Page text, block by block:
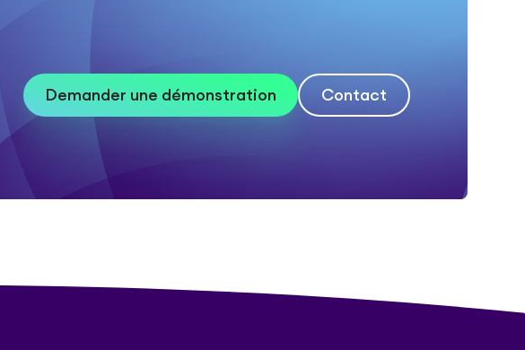
Demander une démonstration Contact